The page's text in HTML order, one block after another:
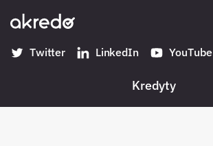
Twitter LinkedIn YouTube
Kredyty